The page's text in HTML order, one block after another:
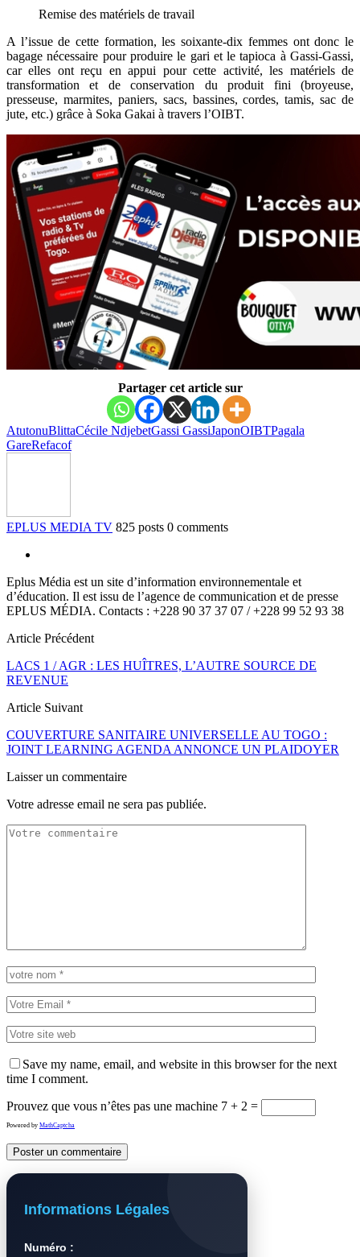
Remise des matériels de travail
A l’issue de cette formation, les soixante-dix femmes ont donc le
bagage nécessaire pour produire le gari et le tapioca à Gassi-Gassi,
car elles ont reçu en appui pour cette activité, les matériels de
transformation et de conservation du produit fini (broyeuse,
presseuse, marmites, paniers, sacs, bassines, cordes, tamis, sac de
jute, etc.) grâce à Soka Gakai à travers l’OIBT.
Partager cet article sur
AtutonuBlittaCécile NdjebetGassi GassiJaponOIBTPagala
GareRefacof
EPLUS MEDIA TV 825 posts 0 comments
Eplus Média est un site d’information environnementale et
d’éducation. Il est issu de l’agence de communication et de presse
EPLUS MÉDIA. Contacts : +228 90 37 37 07 / +228 99 52 93 38
Article Précédent
LACS 1 / AGR : LES HUÎTRES, L’AUTRE SOURCE DE
REVENUE
Article Suivant
COUVERTURE SANITAIRE UNIVERSELLE AU TOGO :
JOINT LEARNING AGENDA ANNONCE UN PLAIDOYER
Laisser un commentaire
Votre adresse email ne sera pas publiée.
Save my name, email, and website in this browser for the next
time I comment.
Prouvez que vous n’êtes pas une machine 7 + 2 =
Powered by MathCaptcha
Informations Légales
Numéro :